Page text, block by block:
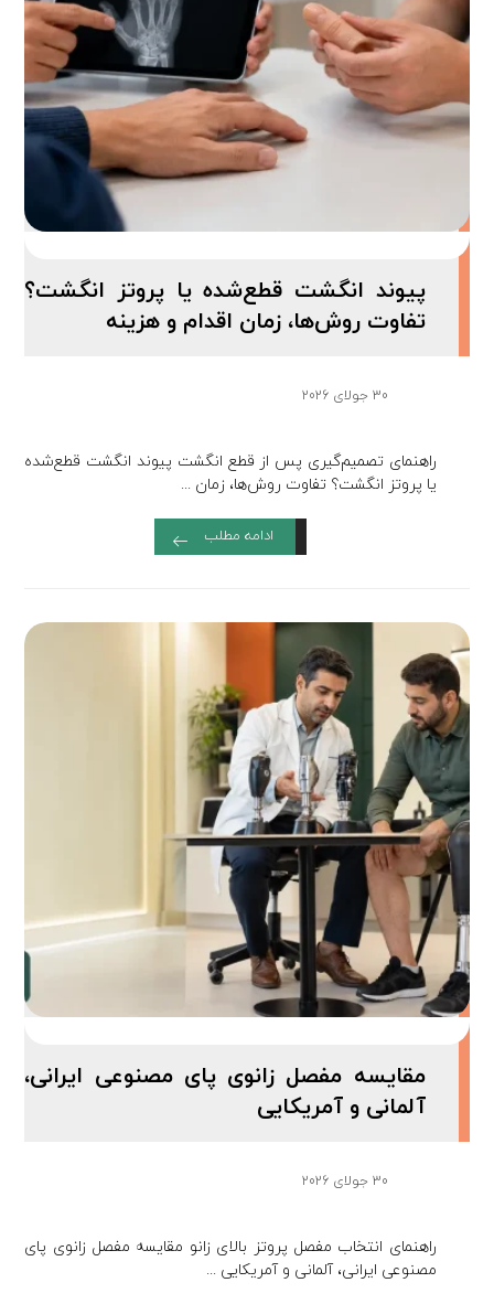
پیوند انگشت قطع‌شده یا پروتز انگشت؟
تفاوت روش‌ها، زمان اقدام و هزینه
30 جولای 2026
راهنمای تصمیم‌گیری پس از قطع انگشت پیوند انگشت قطع‌شده
یا پروتز انگشت؟ تفاوت روش‌ها، زمان ...
ادامه مطلب
مقایسه مفصل زانوی پای مصنوعی ایرانی،
آلمانی و آمریکایی
30 جولای 2026
راهنمای انتخاب مفصل پروتز بالای زانو مقایسه مفصل زانوی پای
مصنوعی ایرانی، آلمانی و آمریکایی ...